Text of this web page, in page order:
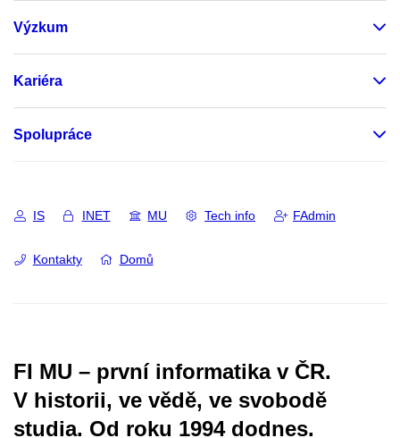
Výzkum
Kariéra
Spolupráce
IS INET MU Tech info FAdmin
Kontakty Domů
FI MU – první informatika v ČR.
V historii, ve vědě, ve svobodě
studia. Od roku 1994 dodnes.